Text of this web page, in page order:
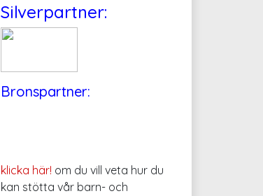
Silverpartner:
Bronspartner:
klicka här! om du vill veta hur du
kan stötta vår barn- och